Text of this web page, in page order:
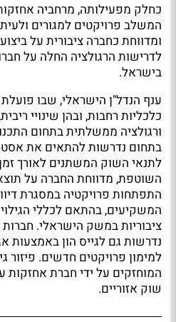
כחלק מפעילותה, מרחביה
המשלב פרויקטים למגורים
ומדווחת כחברה ציבורית על
לדרישות הרגולציה החלה על
בישראל.
ענף הנדל"ן הישראלי, שבו
כלכליות רחבות, ובהן שינויי
ורגולציה ממשלתית בתחום
בתחום נדרשות להתאים את
לתנאי השוק המשתנים לאורך
השוטפת, מדווחת החברה על
התפתחות פרויקטיה במסגרת
המשקיעים, בהתאם לכללי
ציבוריות במשק הישראלי.
נדרשות גם לגייס הון באמצעות
למימון פרויקטים חדשים. פיזור
המוחזקים על ידי חברת אחזקות
שוק אזוריים.